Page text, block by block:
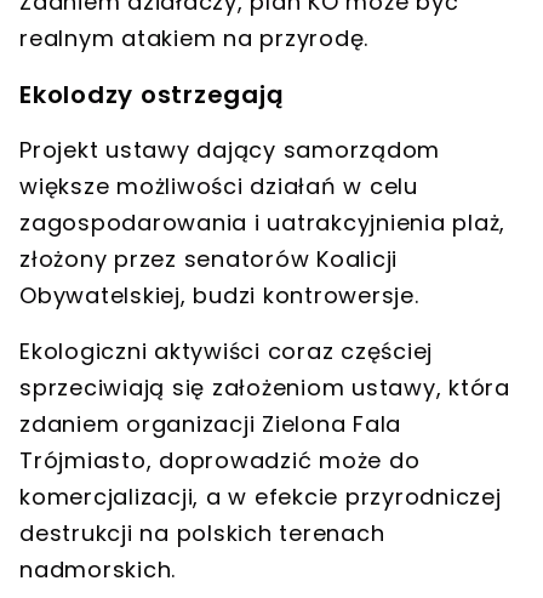
realnym atakiem na przyrodę.
Ekolodzy ostrzegają
Projekt ustawy dający samorządom
większe możliwości działań w celu
zagospodarowania i uatrakcyjnienia plaż,
złożony przez senatorów Koalicji
Obywatelskiej, budzi kontrowersje.
Ekologiczni aktywiści coraz częściej
sprzeciwiają się założeniom ustawy, która
zdaniem organizacji Zielona Fala
Trójmiasto, doprowadzić może do
komercjalizacji, a w efekcie przyrodniczej
destrukcji na polskich terenach
nadmorskich.